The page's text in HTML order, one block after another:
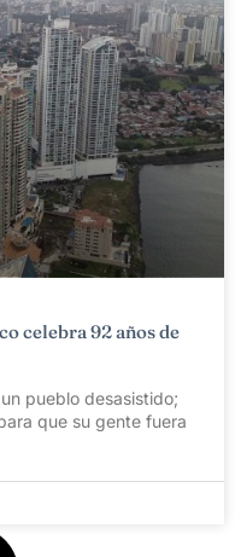
celebra 92 años de
pueblo desasistido;
que su gente fuera